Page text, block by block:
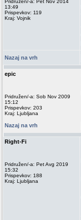
Pridružen/-a: Pet Nov 2014
13:49
Prispevkov: 119
Kraj: Vojnik
Nazaj na vrh
epic
Pridružen/-a: Sob Nov 2009
15:12
Prispevkov: 203
Kraj: Ljubljana
Nazaj na vrh
Right-Fi
Pridružen/-a: Pet Avg 2019
15:32
Prispevkov: 188
Kraj: Ljubljana